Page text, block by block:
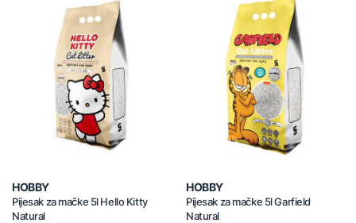
HOBBY
Pijesak za mačke 5l Hello Kitty
Natural
HOBBY
Pijesak za mačke 5l Garfield
Natural